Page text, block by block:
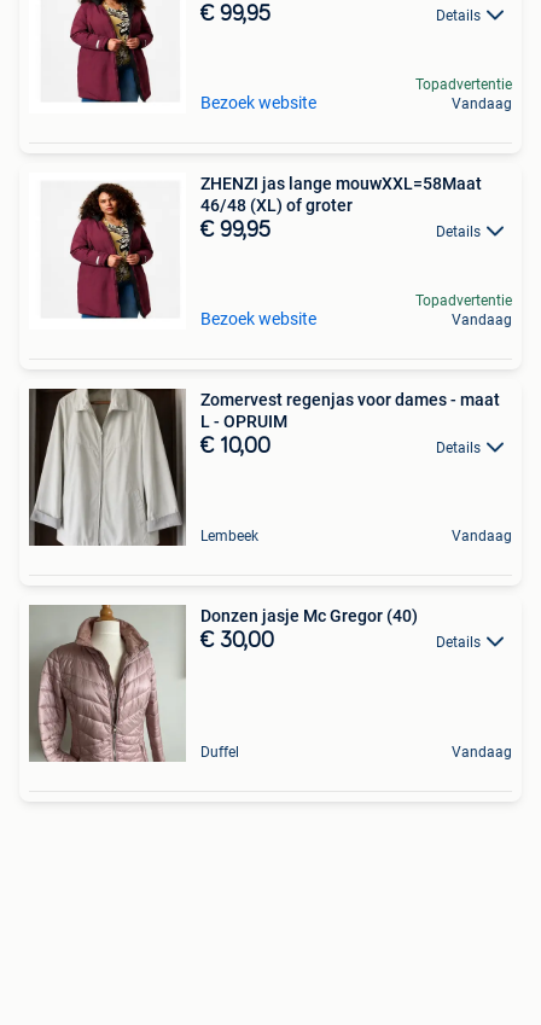
€ 99,95 Details
Bezoek website
Topadvertentie
Vandaag
ZHENZI jas lange mouwXXL=58Maat
46/48 (XL) of groter
€ 99,95 Details
Bezoek website
Topadvertentie
Vandaag
Zomervest regenjas voor dames - maat
L - OPRUIM
€ 10,00 Details
Lembeek Vandaag
Donzen jasje Mc Gregor (40)
€ 30,00 Details
Duffel Vandaag